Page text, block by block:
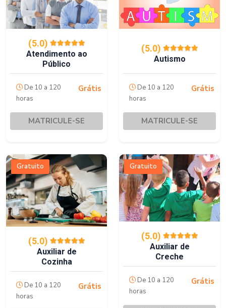
(5.0)
Atendimento ao
Público
De 10 a 120
horas
Grátis
MATRICULE-SE
(5.0)
Autismo
De 10 a 120
horas
Grátis
MATRICULE-SE
Gratuito
(5.0)
Auxiliar de
Cozinha
De 10 a 120
horas
Grátis
Gratuito
(5.0)
Auxiliar de
Creche
De 10 a 120
horas
Grátis